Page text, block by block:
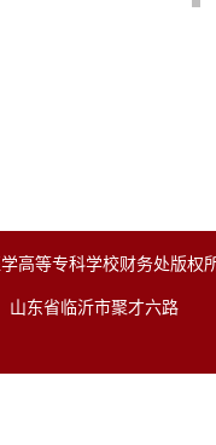
高等专科学校财务处版权
山东省临沂市聚才六路